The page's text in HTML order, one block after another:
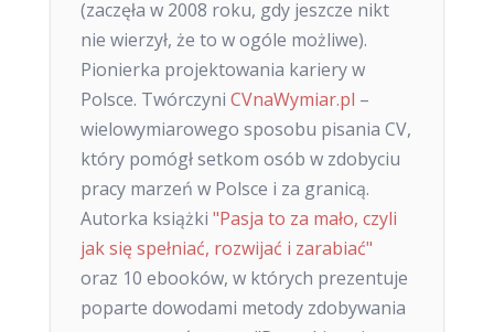
(zaczęła w 2008 roku, gdy jeszcze nikt
nie wierzył, że to w ogóle możliwe).
Pionierka projektowania kariery w
Polsce. Twórczyni CVnaWymiar.pl –
wielowymiarowego sposobu pisania CV,
który pomógł setkom osób w zdobyciu
pracy marzeń w Polsce i za granicą.
Autorka książki "Pasja to za mało, czyli
jak się spełniać, rozwijać i zarabiać"
oraz 10 ebooków, w których prezentuje
poparte dowodami metody zdobywania